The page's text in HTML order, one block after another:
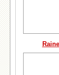
Raine